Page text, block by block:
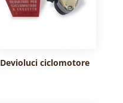
Devioluci ciclomotore